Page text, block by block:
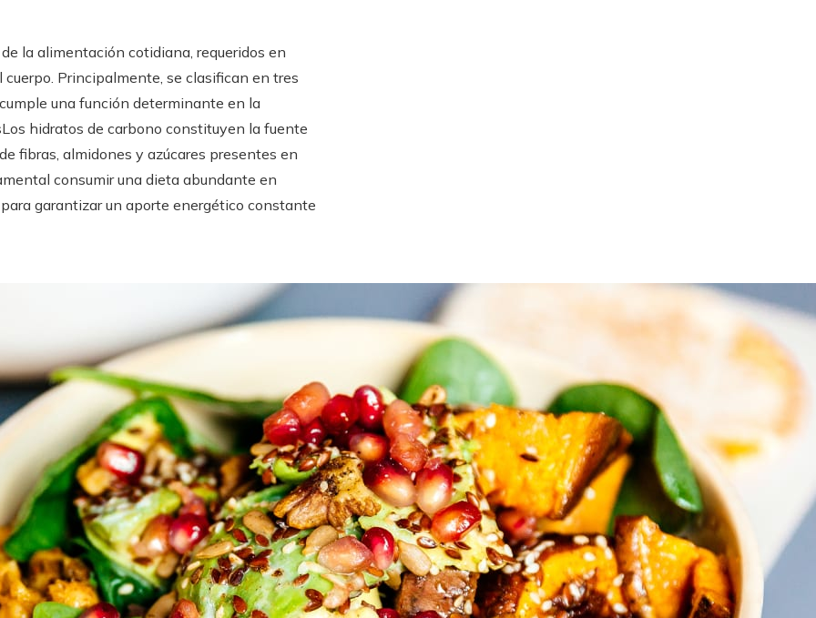
la alimentación cotidiana, requeridos en
Principalmente, se clasifican en tres
una función determinante en la
hidratos de carbono constituyen la fuente
fibras, almidones y azúcares presentes en
consumir una dieta abundante en
garantizar un aporte energético constante